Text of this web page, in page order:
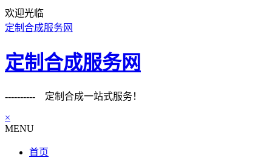
欢迎光临
定制合成服务网
定制合成服务网
---------- 定制合成一站式服务！
×
MENU
首页